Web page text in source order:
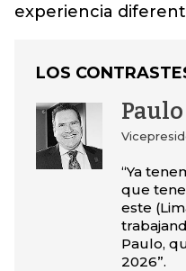
experiencia
LOS
“Ya
que
este
Paulo,
2026”.